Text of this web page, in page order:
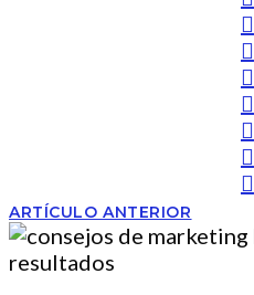
ARTÍCULO ANTERIOR